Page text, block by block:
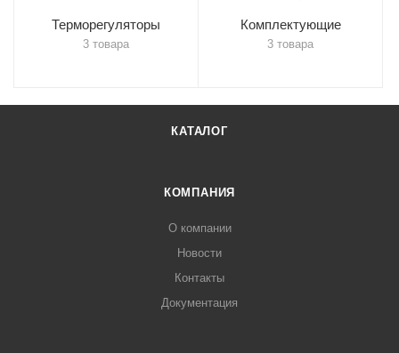
Терморегуляторы
3 товара
Комплектующие
3 товара
КАТАЛОГ
КОМПАНИЯ
О компании
Новости
Контакты
Документация